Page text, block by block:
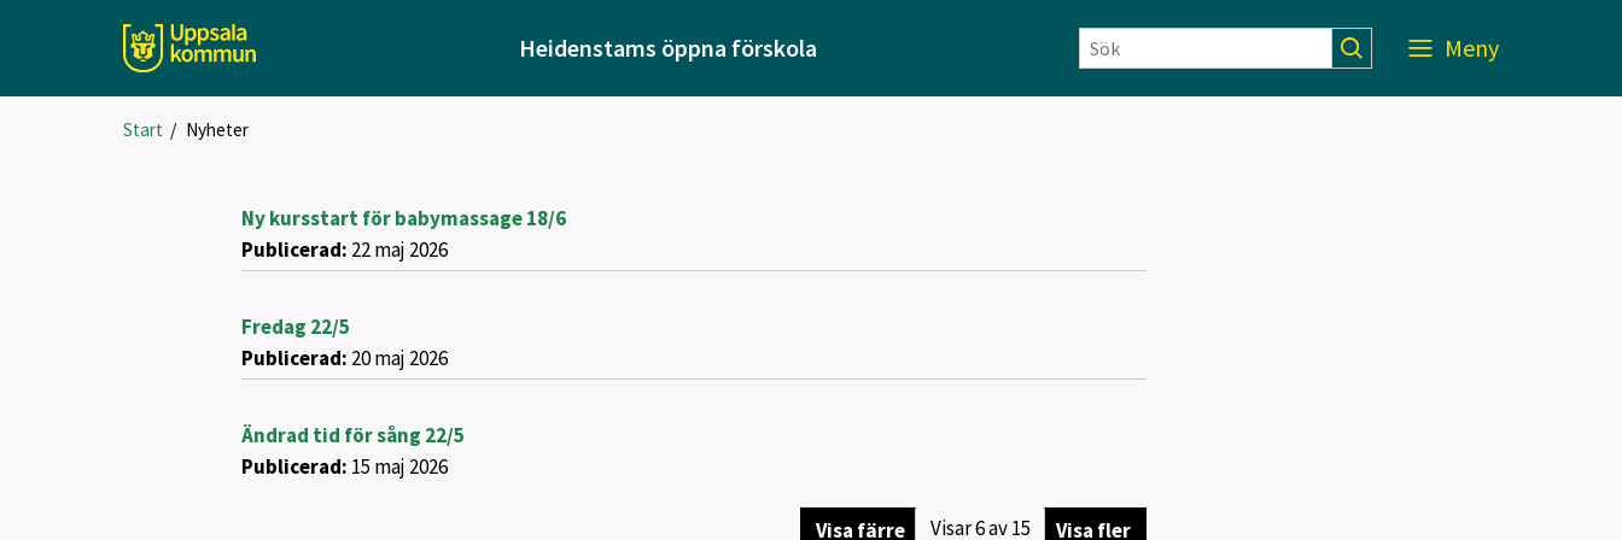
Heidenstams öppna förskola Meny
Start / Nyheter
Ny kursstart för babymassage 18/6
Publicerad: 22 maj 2026
Fredag 22/5
Publicerad: 20 maj 2026
Ändrad tid för sång 22/5
Publicerad: 15 maj 2026
Visa färre Visar6av15 Visa fler